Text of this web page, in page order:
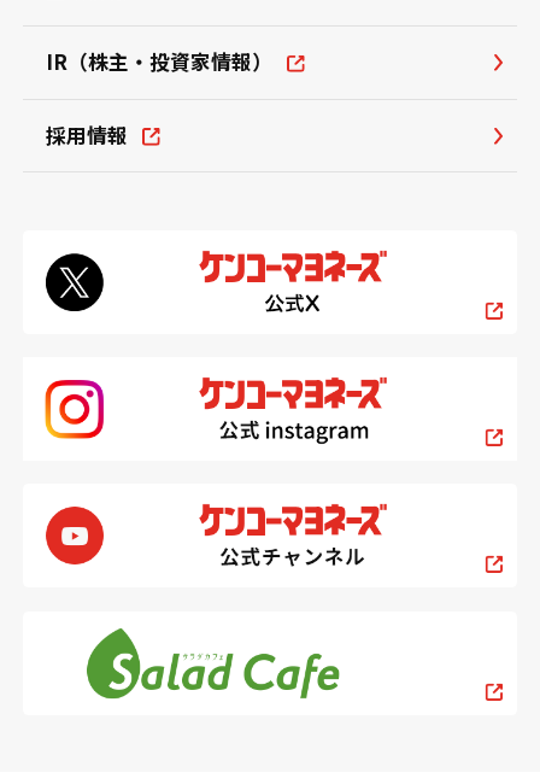
IR（株主・投資家情報）
採用情報